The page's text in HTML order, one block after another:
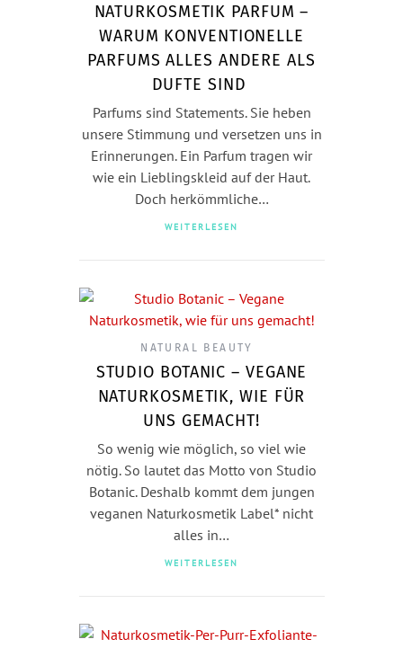
NATURKOSMETIK PARFUM –
WARUM KONVENTIONELLE
PARFUMS ALLES ANDERE ALS
DUFTE SIND
Parfums sind Statements. Sie heben
unsere Stimmung und versetzen uns in
Erinnerungen. Ein Parfum tragen wir
wie ein Lieblingskleid auf der Haut.
Doch herkömmliche…
WEITERLESEN
NATURAL BEAUTY
STUDIO BOTANIC – VEGANE
NATURKOSMETIK, WIE FÜR
UNS GEMACHT!
So wenig wie möglich, so viel wie
nötig. So lautet das Motto von Studio
Botanic. Deshalb kommt dem jungen
veganen Naturkosmetik Label* nicht
alles in…
WEITERLESEN